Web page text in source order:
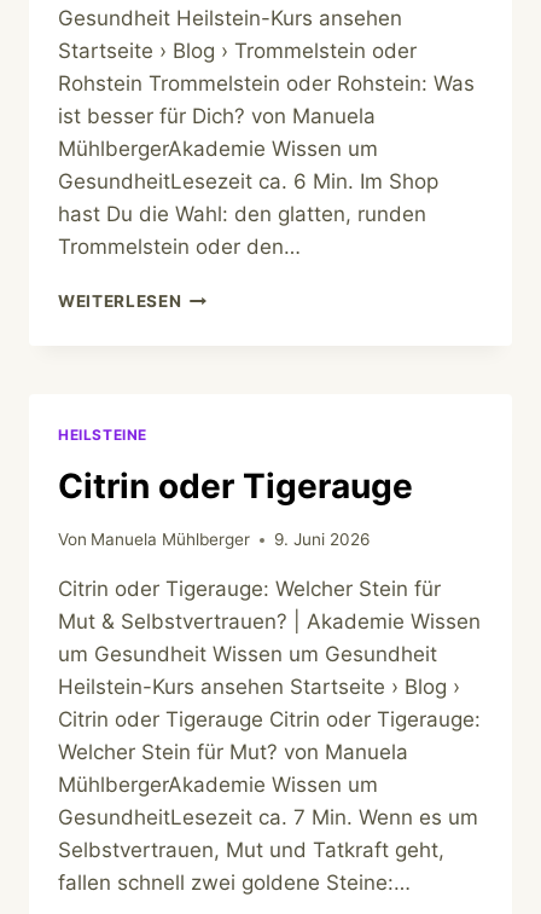
Gesundheit Heilstein-Kurs ansehen
Startseite › Blog › Trommelstein oder
Rohstein Trommelstein oder Rohstein: Was
ist besser für Dich? von Manuela
MühlbergerAkademie Wissen um
GesundheitLesezeit ca. 6 Min. Im Shop
hast Du die Wahl: den glatten, runden
Trommelstein oder den…
WEITERLESEN TROMMELSTEIN
HEILSTEINE
Citrin oder Tigerauge
Von Manuela Mühlberger 9. Juni 2026
Citrin oder Tigerauge: Welcher Stein für
Mut & Selbstvertrauen? | Akademie Wissen
um Gesundheit Wissen um Gesundheit
Heilstein-Kurs ansehen Startseite › Blog ›
Citrin oder Tigerauge Citrin oder Tigerauge:
Welcher Stein für Mut? von Manuela
MühlbergerAkademie Wissen um
GesundheitLesezeit ca. 7 Min. Wenn es um
Selbstvertrauen, Mut und Tatkraft geht,
fallen schnell zwei goldene Steine:…